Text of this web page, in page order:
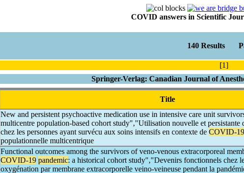
COVID answers in Scientific
140 Results
[1]
Springer-Verlag: Canadian Journal of
Title
New and persistent psychoactive medication use in intensive care unit
multicentre population-based cohort study","Utilisation nouvelle et persistante
chez les personnes ayant survécu aux soins intensifs en contexte de COVID-19
populationnelle multicentrique
Functional outcomes among the survivors of veno-venous extracorporeal
COVID-19 pandemic: a historical cohort study","Devenirs fonctionnels chez
oxygénation par membrane extracorporelle veino-veineuse pendant la